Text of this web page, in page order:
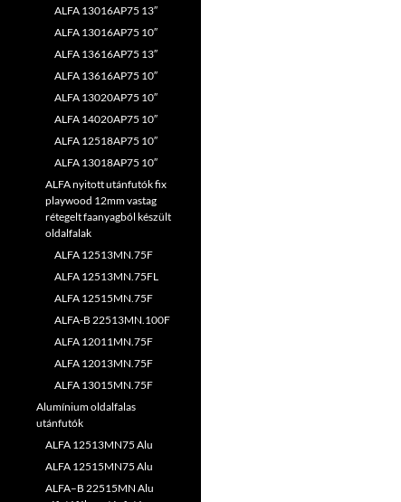
ALFA 13016AP75 13″
ALFA 13016AP75 10″
ALFA 13616AP75 13″
ALFA 13616AP75 10″
ALFA 13020AP75 10″
ALFA 14020AP75 10″
ALFA 12518AP75 10″
ALFA 13018AP75 10″
ALFA nyitott utánfutók fix
playwood 12mm vastag
rétegelt faanyagból készült
oldalfalak
ALFA 12513MN.75F
ALFA 12513MN.75FL
ALFA 12515MN.75F
ALFA-B 22513MN.100F
ALFA 12011MN.75F
ALFA 12013MN.75F
ALFA 13015MN.75F
Alumínium oldalfalas
utánfutók
ALFA 12513MN75 Alu
ALFA 12515MN75 Alu
ALFA–B 22515MN Alu